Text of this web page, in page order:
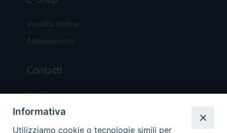
Vendita Online
Abbonamenti
Contatti
Chi Siamo
Redazione
Scrivici
Informativa
Utilizziamo cookie o tecnologie simili per